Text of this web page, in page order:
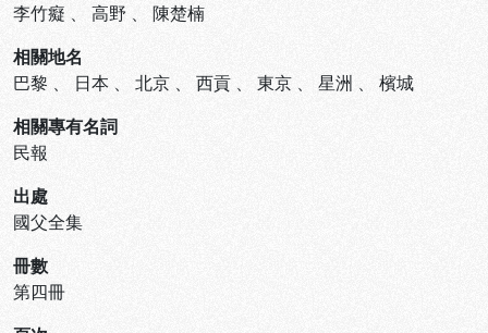
李竹癡 、 高野 、 陳楚楠
相關地名
巴黎 、 日本 、 北京 、 西貢 、 東京 、 星洲 、 檳城
相關專有名詞
民報
出處
國父全集
冊數
第四冊